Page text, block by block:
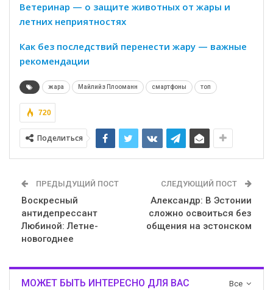
Ветеринар — о защите животных от жары и
летних неприятностях
Как без последствий перенести жару — важные
рекомендации
жара Майлийз Плооманн смартфоны топ
720
Поделиться
ПРЕДЫДУЩИЙ ПОСТ
Воскресный
антидепрессант
Любиной: Летне-
новогоднее
СЛЕДУЮЩИЙ ПОСТ
Александр: В Эстонии
сложно освоиться без
общения на эстонском
Все
МОЖЕТ БЫТЬ ИНТЕРЕСНО ДЛЯ ВАС